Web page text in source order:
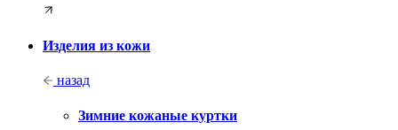
Изделия из кожи
назад
Зимние кожаные куртки